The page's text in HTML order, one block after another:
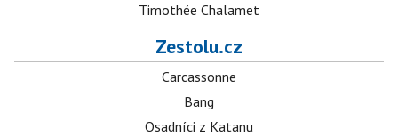
Timothée Chalamet
Zestolu.cz
Carcassonne
Bang
Osadníci z Katanu